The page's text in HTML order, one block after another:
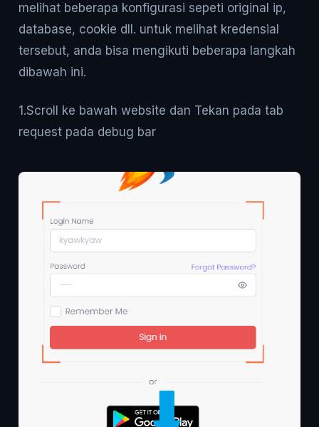
melihat beberapa konfigurasi sepeti original ip,
database, cookie dll. untuk melihat kredensial
tersebut, anda bisa mengikuti beberapa langkah
dibawah ini.
1.Scroll ke bawah website dan Tekan pada tab
request pada debug bar